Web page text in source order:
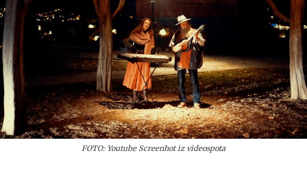
FOTO: Youtube Screenhot iz videospota